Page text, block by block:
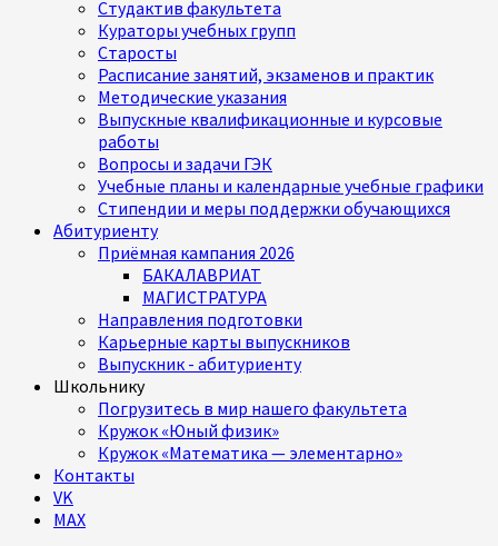
Студактив факультета
Кураторы учебных групп
Старосты
Расписание занятий, экзаменов и практик
Методические указания
Выпускные квалификационные и курсовые
работы
Вопросы и задачи ГЭК
Учебные планы и календарные учебные графики
Стипендии и меры поддержки обучающихся
Абитуриенту
Приёмная кампания 2026
БАКАЛАВРИАТ
МАГИСТРАТУРА
Направления подготовки
Карьерные карты выпускников
Выпускник - абитуриенту
Школьнику
Погрузитесь в мир нашего факультета
Кружок «Юный физик»
Кружок «Математика — элементарно»
Контакты
VK
MAX